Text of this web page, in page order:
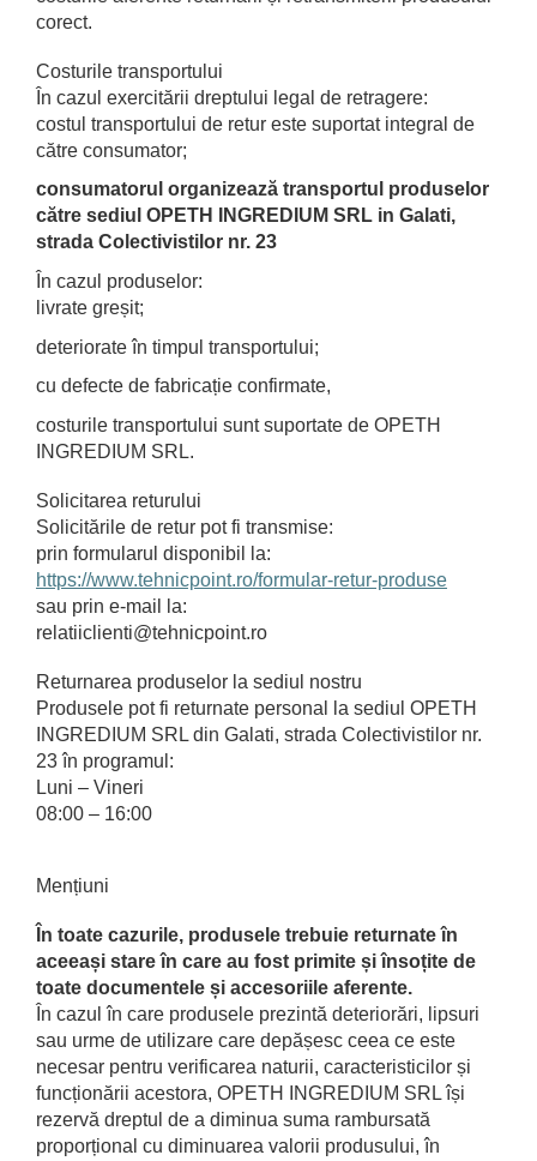
corect.
Costurile transportului
În cazul exercitării dreptului legal de retragere:
costul transportului de retur este suportat integral de
către consumator;
consumatorul organizează transportul produselor
către sediul OPETH INGREDIUM SRL in Galati,
strada Colectivistilor nr. 23
În cazul produselor:
livrate greșit;
deteriorate în timpul transportului;
cu defecte de fabricație confirmate,
costurile transportului sunt suportate de OPETH
INGREDIUM SRL.
Solicitarea returului
Solicitările de retur pot fi transmise:
prin formularul disponibil la:
https://www.tehnicpoint.ro/formular-retur-produse
sau prin e-mail la:
relatiiclienti@tehnicpoint.ro
Returnarea produselor la sediul nostru
Produsele pot fi returnate personal la sediul OPETH
INGREDIUM SRL din Galati, strada Colectivistilor nr.
23 în programul:
Luni – Vineri
08:00 – 16:00
Mențiuni
În toate cazurile, produsele trebuie returnate în
aceeași stare în care au fost primite și însoțite de
toate documentele și accesoriile aferente.
În cazul în care produsele prezintă deteriorări, lipsuri
sau urme de utilizare care depășesc ceea ce este
necesar pentru verificarea naturii, caracteristicilor și
funcționării acestora, OPETH INGREDIUM SRL își
rezervă dreptul de a diminua suma rambursată
proporțional cu diminuarea valorii produsului, în